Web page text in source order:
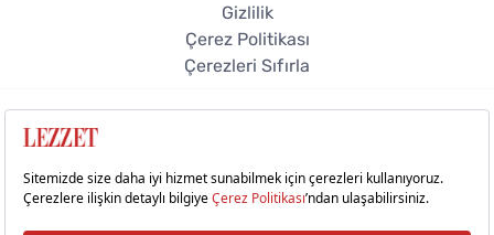
Gizlilik
Çerez Politikası
Çerezleri Sıfırla